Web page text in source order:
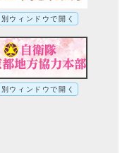
別ウィンドウで開く
別ウィンドウで開く